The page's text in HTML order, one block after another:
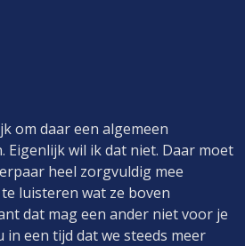
om daar een algemeen
Eigenlijk wil ik dat niet. Daar moet
heel zorgvuldig mee
luisteren wat ze boven
dat mag een ander niet voor je
in een tijd dat we steeds meer